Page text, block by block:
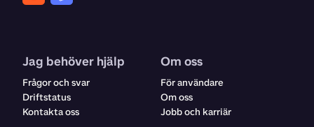
Jag behöver hjälp
Frågor och svar
Driftstatus
Kontakta oss
Om oss
För användare
Om oss
Jobb och karriär